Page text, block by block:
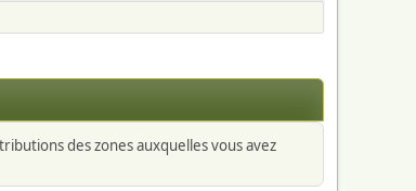
des zones auxquelles vous avez